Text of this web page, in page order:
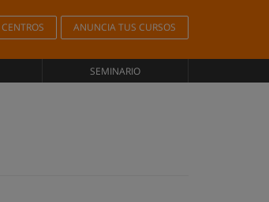
CENTROS ANUNCIA TUS CURSOS
SEMINARIO